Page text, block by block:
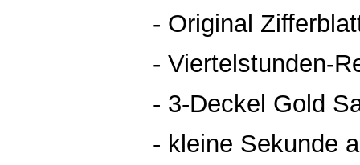
- Original
- Viertelstunden-
- 3-Deckel Gold
- kleine Sekunde